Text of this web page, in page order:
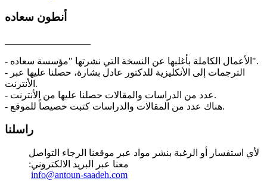
أنطون سعاده
- الأعمال الكاملة بأغلبها عن النسخة التي نشرتها "مؤسسة سعاده".
- الترجمات إلى الأنكليزية للدكتور عادل بشارة، حصلنا عليها عبر
الأنترنت.
- عدد من الدراسات والمقالات حصلنا عليها من الأنترنت.
- هناك عدد من المقالات والدراسات كتبت خصيصاً للموقع.
راسلنا
لأي استفسار أو الرغبة بنشر مواد عبر موقعنا الرجاء التواصل
معنا عبر البريد الالكتروني:
info@antoun-saadeh.com